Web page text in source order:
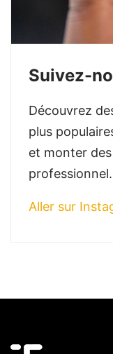
Suivez-
Découvrez
plus
et monter
Aller sur